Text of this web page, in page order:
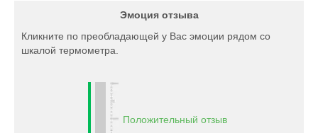
Эмоция отзыва
Кликните по преобладающей у Вас эмоции рядом со
шкалой термометра.
Положительный отзыв